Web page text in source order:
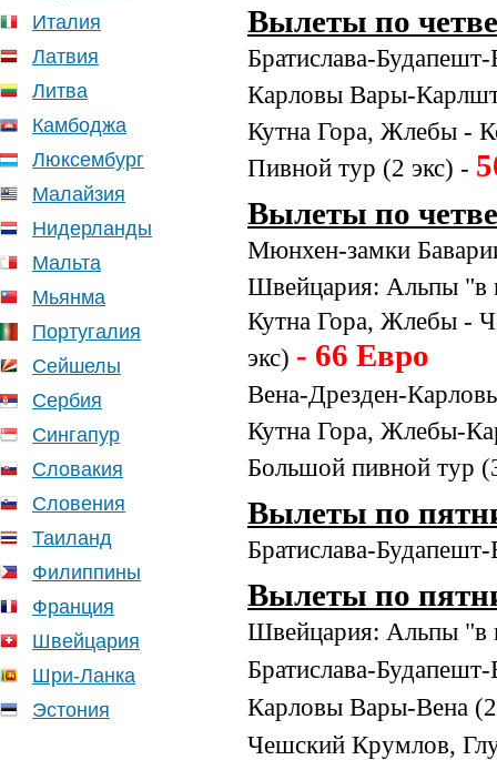
Италия
Латвия
Литва
Камбоджа
Люксембург
Малайзия
Нидерланды
Мальта
Мьянма
Португалия
Сейшелы
Сербия
Сингапур
Словакия
Словения
Таиланд
Филиппины
Франция
Швейцария
Шри-Ланка
Эстония
Вылеты по
Братислава-
Карловы Вары-
Кутна Гора, Жлебы -
Пивной тур (2 экс) -
Вылеты по
Мюнхен-замки
Швейцария: Альпы "в
Кутна Гора, Жлебы -
экс) - 66 Евро
Вена-Дрезден-
Кутна Гора, Жлебы-
Большой пивной тур
Вылеты по
Братислава-
Вылеты по
Швейцария: Альпы "в
Братислава-
Карловы Вары-Вена
Чешский Крумлов,